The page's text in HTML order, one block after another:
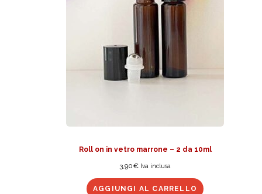
Roll on in vetro marrone – 2 da 10ml
3,90€ Iva inclusa
AGGIUNGI AL CARRELLO